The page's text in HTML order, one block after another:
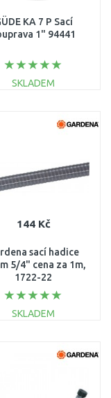
KA 7 P Sací
1" 94441
SKLADEM
144 Kč
sací hadice
5/4" cena za 1m,
1722-22
SKLADEM